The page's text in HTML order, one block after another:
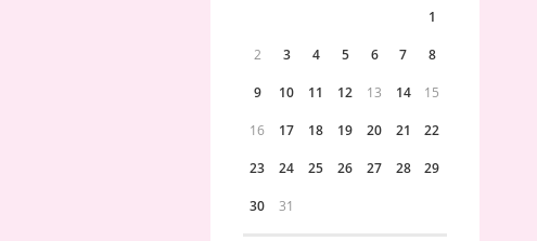
1
2 3 4 5 6 7 8
9 10 11 12 13 14 15
16 17 18 19 20 21 22
23 24 25 26 27 28 29
30 31